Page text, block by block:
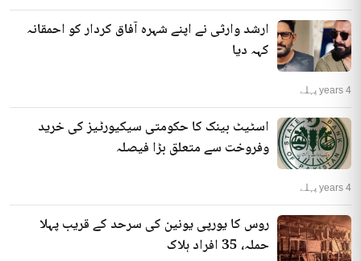
ارشد وارثی نے اپنے شہرہ آفاق کردار کو احمقانہ
کہہ دیا
4 years پہلے
اسٹیٹ بینک کا حکومتی سیکیورٹیز کی خرید
وفروخت سے متعلق بڑا فیصلہ
4 years پہلے
روس کا یورپی یونین کی سرحد کے قریب پہلا
حملہ، 35 افراد ہلاک